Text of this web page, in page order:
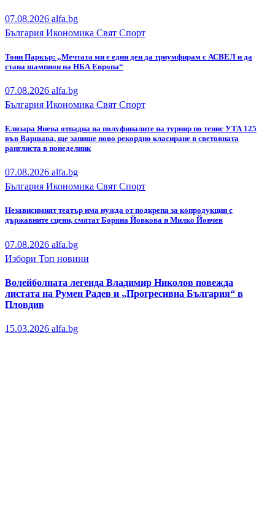
07.08.2026 alfa.bg
България Икономика Свят Спорт
Тони Паркър: „Мечтата ми е един ден да триумфирам с АСВЕЛ и да
стана шампион на НБА Европа“
07.08.2026 alfa.bg
България Икономика Свят Спорт
Елизара Янева отпадна на полуфиналите на турнир по тенис УТА 125
във Варшава, ще запише ново рекордно класиране в световната
ранглиста в понеделник
07.08.2026 alfa.bg
България Икономика Свят Спорт
Независимият театър има нужда от подкрепа за копродукции с
държавните сцени, смятат Боряна Йовкова и Милко Йовчев
07.08.2026 alfa.bg
Избори Топ новини
Волейболната легенда Владимир Николов повежда
листата на Румен Радев и „Прогресивна България“ в
Пловдив
15.03.2026 alfa.bg